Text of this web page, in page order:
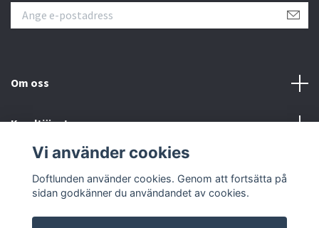
Om oss
Kundtjänst
Vi använder cookies
Doftlunden använder cookies. Genom att fortsätta på
sidan godkänner du användandet av cookies.